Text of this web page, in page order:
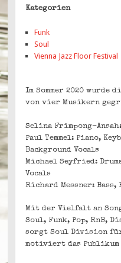
Kategorien
Funk
Soul
Vienna Jazz Floor Festival
Im Sommer 2020 wurde
von vier Musikern
Selina Frimpong-
Paul Temmel: Piano,
Background Vocals
Michael Seyfried:
Vocals
Richard Messner: Bass,
Mit der Vielfalt an
Soul, Funk, Pop, RnB,
sorgt Soul Division für
motiviert das Publikum